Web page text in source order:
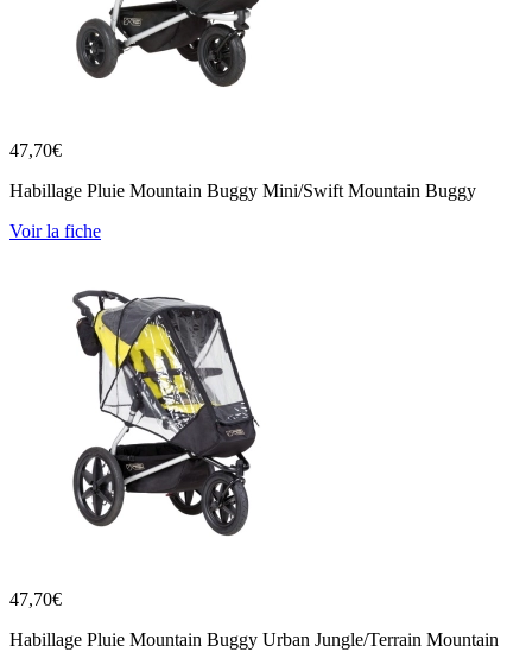
47,70€
Habillage Pluie Mountain Buggy Mini/Swift Mountain Buggy
Voir la fiche
47,70€
Habillage Pluie Mountain Buggy Urban Jungle/Terrain Mountain